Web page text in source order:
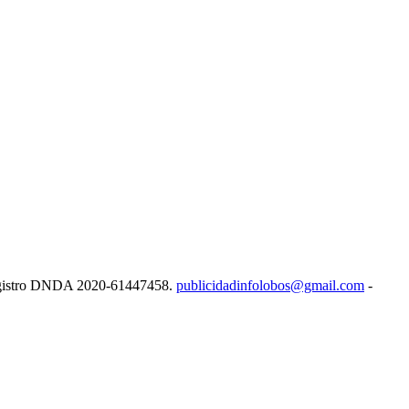
DNDA 2020-61447458. publicidadinfolobos@gmail.com -